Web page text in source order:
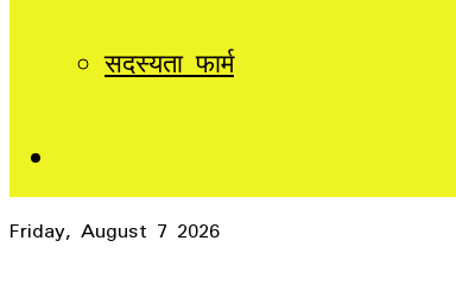
सदस्यता फार्म
Friday, August 7 2026